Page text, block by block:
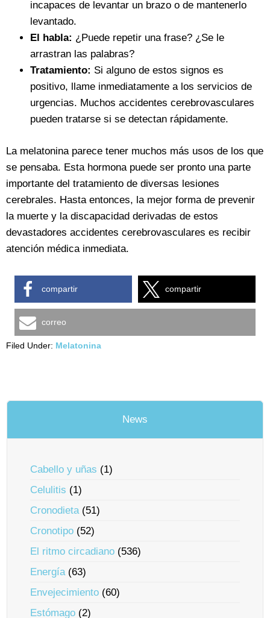
incapaces de levantar un brazo o de mantenerlo
levantado.
El habla: ¿Puede repetir una frase? ¿Se le
arrastran las palabras?
Tratamiento: Si alguno de estos signos es
positivo, llame inmediatamente a los servicios de
urgencias. Muchos accidentes cerebrovasculares
pueden tratarse si se detectan rápidamente.
La melatonina parece tener muchos más usos de los que
se pensaba. Esta hormona puede ser pronto una parte
importante del tratamiento de diversas lesiones
cerebrales. Hasta entonces, la mejor forma de prevenir
la muerte y la discapacidad derivadas de estos
devastadores accidentes cerebrovasculares es recibir
atención médica inmediata.
compartir compartir
correo
Filed Under: Melatonina
News
Cabello y uñas (1)
Celulitis (1)
Cronodieta(51)
Cronotipo (52)
El ritmo circadiano (536)
Energía(63)
Envejecimiento (60)
Estómago (2)